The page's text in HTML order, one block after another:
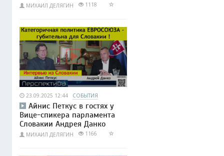
МИХАИЛ ДЕЛЯГИН 1118
23.09.2025 12:44 СОБЫТИЯ
Айнис Петкус в гостях у
Вице-спикера парламента
Словакии Андрея Данко
МИХАИЛ ДЕЛЯГИН 1166